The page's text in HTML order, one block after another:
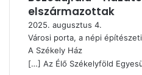
elszármazottak
2025. augusztus 4.
Városi porta, a népi
A Székely Ház
[…] Az Élő Székelyföld